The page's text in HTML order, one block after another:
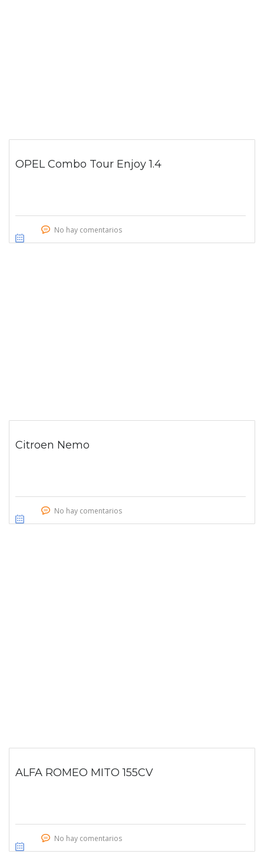
OPEL Combo Tour Enjoy 1.4
No hay comentarios
Citroen Nemo
No hay comentarios
ALFA ROMEO MITO 155CV
No hay comentarios